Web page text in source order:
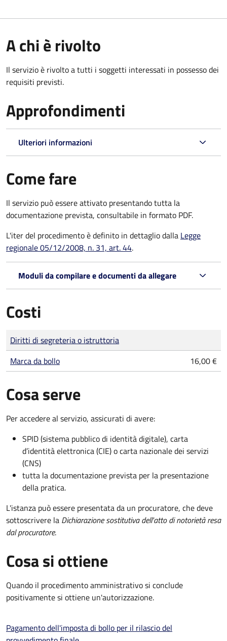
A chi è rivolto
Il servizio è rivolto a tutti i soggetti interessati in possesso dei
requisiti previsti.
Approfondimenti
Ulteriori informazioni
Come fare
Il servizio può essere attivato presentando tutta la
documentazione prevista, consultabile in formato PDF.
L'iter del procedimento è definito in dettaglio dalla Legge
regionale 05/12/2008, n. 31, art. 44.
Moduli da compilare e documenti da allegare
Costi
Tipo di pagamento
Importo
Diritti di segreteria o istruttoria
Marca da bollo
16,00 €
Cosa serve
Per accedere al servizio, assicurati di avere:
SPID (sistema pubblico di identità digitale), carta
d’identità elettronica (CIE) o carta nazionale dei servizi
(CNS)
tutta la documentazione prevista per la presentazione
della pratica.
L'istanza può essere presentata da un procuratore, che deve
sottoscrivere la Dichiarazione sostitutiva dell'atto di notorietà resa
dal procuratore.
Cosa si ottiene
Quando il procedimento amministrativo si conclude
positivamente si ottiene un'autorizzazione.
Pagamento dell'imposta di bollo per il rilascio del